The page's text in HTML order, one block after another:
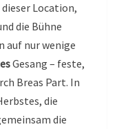
Location,
die Bühne
auf nur wenige
Gesang – feste,
Breas Part. In
die
die